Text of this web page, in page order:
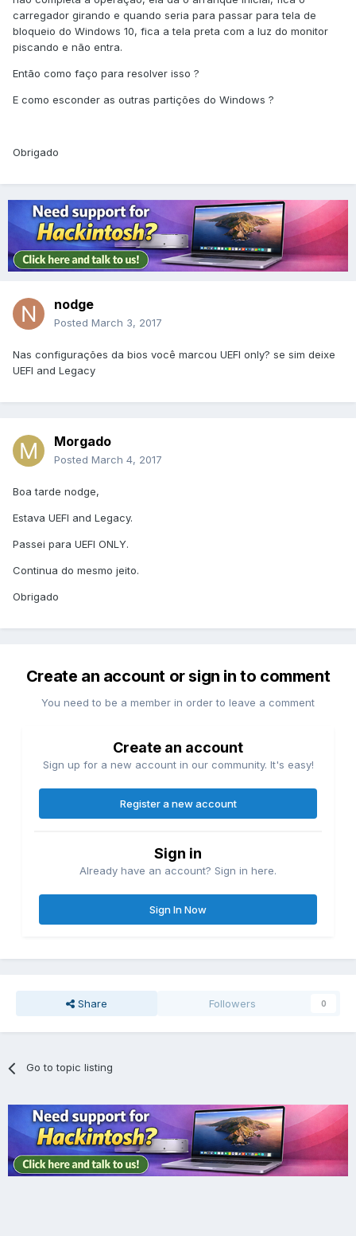
carregador girando e quando seria para passar para tela de
bloqueio do Windows 10, fica a tela preta com a luz do monitor
piscando e não entra.
Então como faço para resolver isso ?
E como esconder as outras partições do Windows ?
Obrigado
nodge
Posted March 3, 2017
Nas configurações da bios você marcou UEFI only? se sim deixe
UEFI and Legacy
Morgado
Posted March 4, 2017
Boa tarde nodge,
Estava UEFI and Legacy.
Passei para UEFI ONLY.
Continua do mesmo jeito.
Obrigado
Create an account or sign in to comment
You need to be a member in order to leave a comment
Create an account
Sign up for a new account in our community. It's easy!
Register a new account
Sign in
Already have an account? Sign in here.
Sign In Now
Share Followers 0
Go to topic listing